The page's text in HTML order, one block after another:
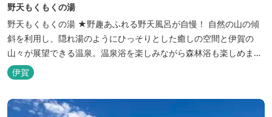
野天もくもくの湯
野天もくもくの湯 ★野趣あふれる野天風呂が自慢！ 自然の山の傾
斜を利用し、隠れ湯のようにひっそりとした癒しの空間と伊賀の
山々が展望できる温泉。温泉浴を楽しみながら森林浴も楽しめま
す。一枚岩をくり貫いてつくった湯船もあり、風情ある空間が魅力
です。 ★源泉100％の野天風呂 源泉100％の野天風呂が2つあり、
くりとゆ...
伊賀